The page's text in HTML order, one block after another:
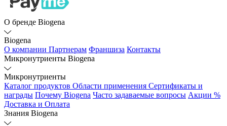
О бренде Biogena
Biogena
О компании Партнерам Франшиза Контакты
Микронутриенты Biogena
Микронутриенты
Каталог продуктов Области применения Сертификаты и
награды Почему Biogena Часто задаваемые вопросы Акции %
Доставка и Оплата
Знания Biogena